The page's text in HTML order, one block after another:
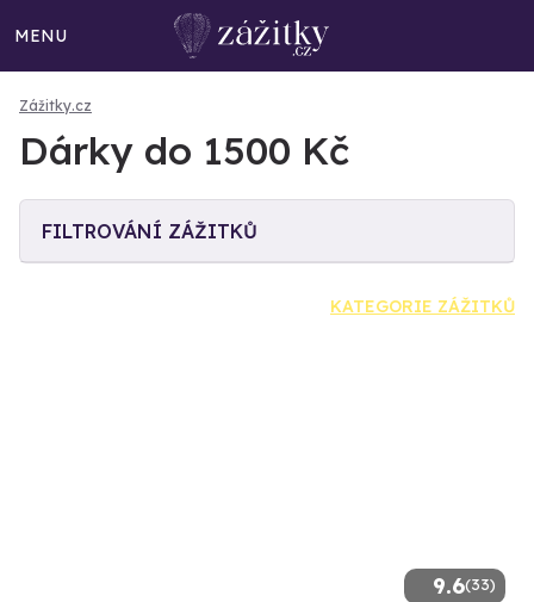
MENU
Zážitky.cz
Dárky do 1500 Kč
FILTROVÁNÍ ZÁŽITKŮ
KATEGORIE ZÁŽITKŮ
9.6(33)